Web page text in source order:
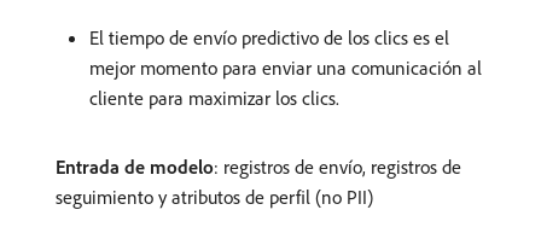
El tiempo de envío predictivo de los clics es el
mejor momento para enviar una comunicación al
cliente para maximizar los clics.
Entrada de modelo: registros de envío, registros de
seguimiento y atributos de perfil (no PII)